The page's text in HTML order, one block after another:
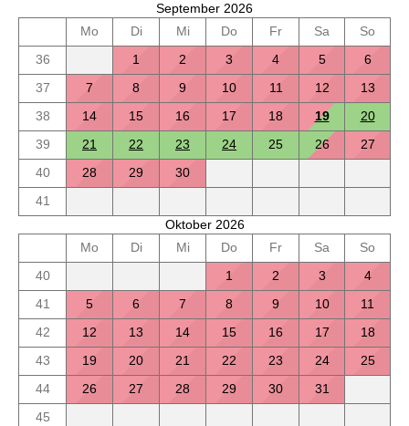
September 2026
Mo
Di Mi Do Fr Sa
So
36
1 2 3 4 5
6
37
7 8 9 10 11 12
13
38
14 15 16 17 18 19
20
39
21 22 23 24 25 26
27
40
28 29
30
41
Oktober 2026
Mo
Di Mi Do Fr Sa
So
40
1 2 3
4
41
5 6 7 8 9 10
11
42
12 13 14 15 16 17
18
43
19 20 21 22 23 24
25
44
26 27 28 29 30
31
45